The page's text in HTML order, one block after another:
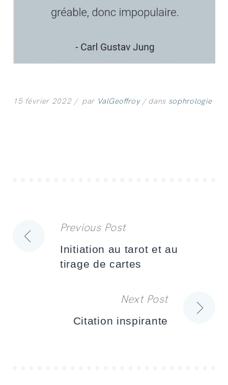
15 février 2022 par ValGeoffroy dans sophrologie
Navigation
Previous Post
Initiation au tarot et au
tirage de cartes
Next Post
Citation inspirante